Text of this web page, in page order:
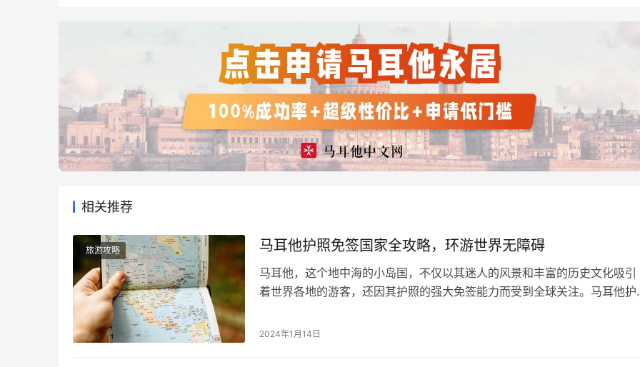
相关推荐
旅游攻略 马耳他护照免签国家全攻略，环游世界无障碍
马耳他，这个地中海的小岛国，不仅以其迷人的风景和丰富的历史文化吸引
着世界各地的游客，还因其护照的强大免签能力而受到全球关注。马耳他护
些热爱旅行和探索世界的人们的理想选择。 马耳他护照持有人可以免签进入
2024年1月14日